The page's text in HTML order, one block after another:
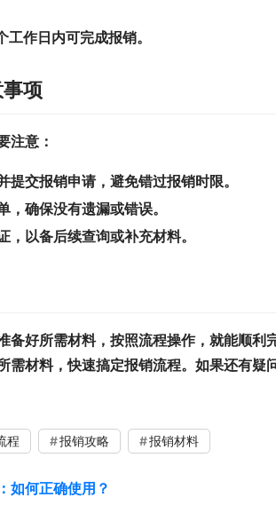
作日内可完成报销。
项
注意：
提交报销申请，避免错过报销时限。
，确保没有遗漏或错误。
，以备后续查询或补充材料。
备好所需材料，按照流程操作，就能顺利
需材料，快速搞定报销流程。如果还有疑
程 报销攻略 报销材料
如何正确使用？